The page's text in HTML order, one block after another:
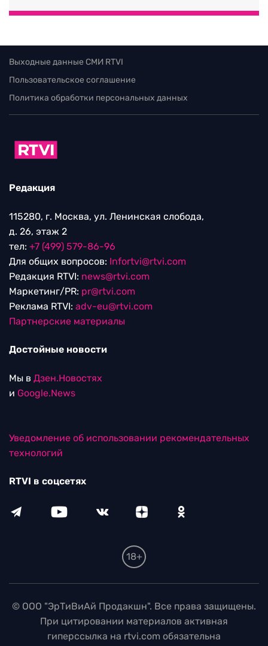
Выходные данные СМИ RTVI
Пользовательское соглашение
Политика обработки персональных данных
Редакция
115280, г. Москва, ул. Ленинская слобода,
д. 26, этаж 2
тел: +7 (499) 579-86-96
Для общих вопросов: Infortvi@rtvi.com
Редакция RTVI: news@rtvi.com
Маркетинг/PR: pr@rtvi.com
Реклама RTVI: adv-eu@rtvi.com
Партнерские материалы
Достойные новости
Мы в Дзен.Новостях
и Google.News
Уведомление об использовании рекомендательных
технологий
RTVI в соцсетях
18+
© ООО "ЭрТиВиАй Продакшн". Все права защищены.
При цитировании материалов активная
гиперссылка на rtvi.com обязательна